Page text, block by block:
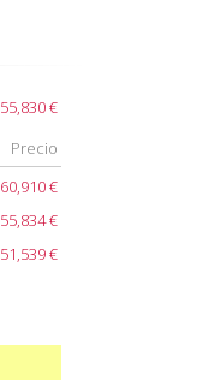
55,830 €
Precio
60,910 €
55,834 €
51,539 €